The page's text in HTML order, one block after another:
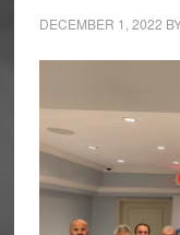
DECEMBER 1, 2022